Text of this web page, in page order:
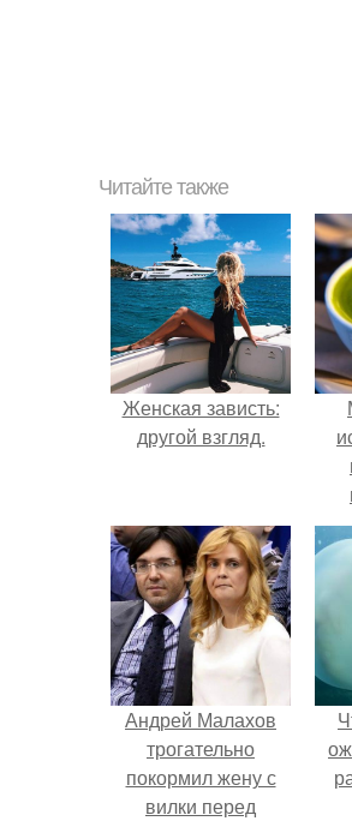
Читайте также
Женская зависть:
другой взгляд.
Андрей Малахов
трогательно
покормил жену с
вилки перед